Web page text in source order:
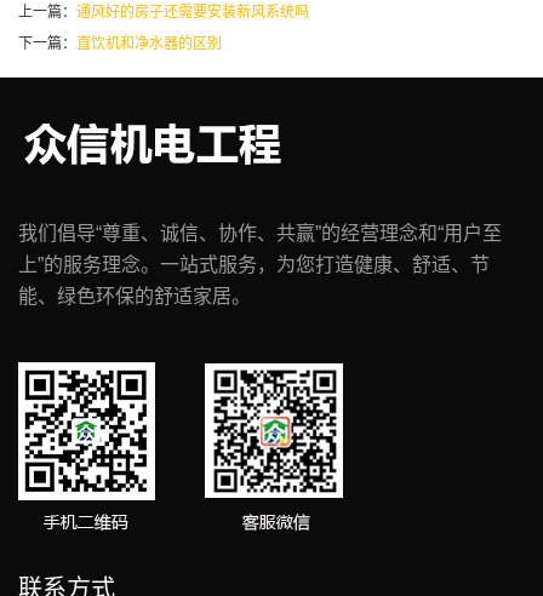
上一篇： 通风好的房子还需要安装新风系统吗
下一篇：
直饮机和净水器的区别
我们倡导“尊重、诚信、协作、共赢”的经营理念和“用户至
上”的服务理念。一站式服务，为您打造健康、舒适、节
能、绿色环保的舒适家居。
联系方式